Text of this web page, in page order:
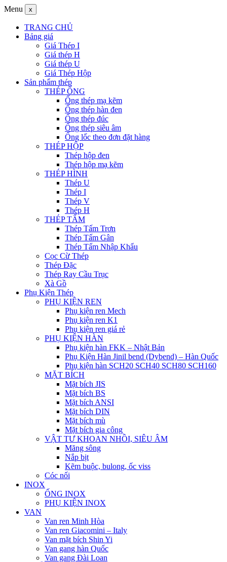
Menu x
TRANG CHỦ
Bảng giá
Giá Thép I
Giá thép H
Giá thép U
Giá Thép Hộp
Sản phẩm thép
THÉP ỐNG
Ống thép mạ kẽm
Ống thép hàn đen
Ống thép đúc
Ống thép siêu âm
Ống lốc theo đơn đặt hàng
THÉP HỘP
Thép hộp đen
Thép hộp mạ kẽm
THÉP HÌNH
Thép U
Thép I
Thép V
Thép H
THÉP TẤM
Thép Tấm Trơn
Thép Tấm Gân
Thép Tấm Nhập Khẩu
Cọc Cừ Thép
Thép Đặc
Thép Ray Cầu Trục
Xà Gồ
Phụ Kiện Thép
PHỤ KIỆN REN
Phụ kiện ren Mech
Phụ kiện ren K1
Phụ kiện ren giá rẻ
PHỤ KIỆN HÀN
Phụ kiện hàn FKK – Nhật Bản
Phụ Kiện Hàn Jinil bend (Dybend) – Hàn Quốc
Phụ kiện hàn SCH20 SCH40 SCH80 SCH160
MẶT BÍCH
Mặt bích JIS
Mặt bích BS
Mặt bích ANSI
Mặt bích DIN
Mặt bích mù
Mặt bích gia công
VẬT TƯ KHOAN NHỒI, SIÊU ÂM
Măng sông
Nắp bịt
Kẽm buộc, bulong, ốc viss
Cóc nối
INOX
ỐNG INOX
PHỤ KIỆN INOX
VAN
Van ren Minh Hòa
Van ren Giacomini – Italy
Van mặt bích Shin Yi
Van gang hàn Quốc
Van gang Đài Loan